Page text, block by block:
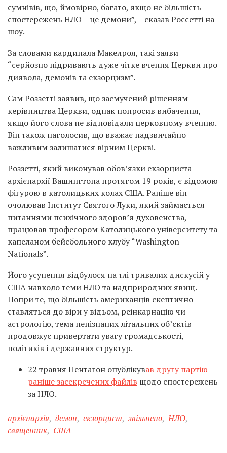
сумнівів, що, ймовірно, багато, якщо не більшість
спостережень НЛО – це демони”, – сказав Россетті на
шоу.
За словами кардинала Макелроя, такі заяви
“серйозно підривають дуже чітке вчення Церкви про
диявола, демонів та екзорцизм”.
Сам Роззетті заявив, що засмучений рішенням
керівництва Церкви, однак попросив вибачення,
якщо його слова не відповідали церковному вченню.
Він також наголосив, що вважає надзвичайно
важливим залишатися вірним Церкві.
Роззетті, який виконував обов’язки екзорциста
архієпархії Вашингтона протягом 19 років, є відомою
фігурою в католицьких колах США. Раніше він
очолював Інститут Святого Луки, який займається
питаннями психічного здоров’я духовенства,
працював професором Католицького університету та
капеланом бейсбольного клубу “Washington
Nationals”.
Його усунення відбулося на тлі тривалих дискусій у
США навколо теми НЛО та надприродних явищ.
Попри те, що більшість американців скептично
ставляться до віри у відьом, реінкарнацію чи
астрологію, тема непізнаних літальних об’єктів
продовжує привертати увагу громадськості,
політиків і державних структур.
22 травня Пентагон опублікував другу партію
раніше засекречених файлів щодо спостережень
за НЛО.
архієпархія, демон, екзорцист, звільнено, НЛО,
священник, США